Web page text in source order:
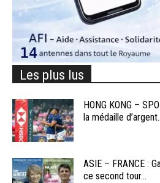
Les plus lus
HONG KONG –
la médaille
ASIE – FRANCE :
ce second tour...